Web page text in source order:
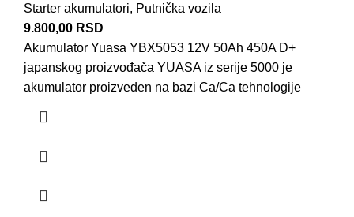
Starter akumulatori, Putnička vozila
9.800,00 RSD
Akumulator Yuasa YBX5053 12V 50Ah 450A D+
japanskog proizvođača YUASA iz serije 5000 je
akumulator proizveden na bazi Ca/Ca tehnologije